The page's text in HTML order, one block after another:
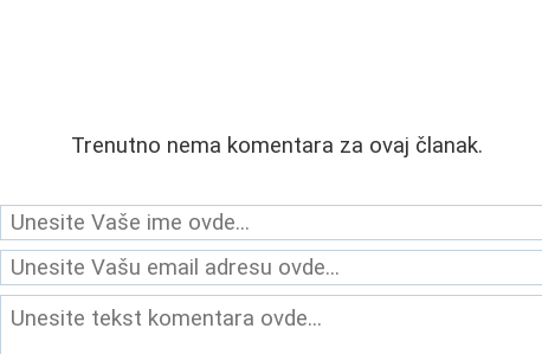
Trenutno nema komentara za ovaj članak.